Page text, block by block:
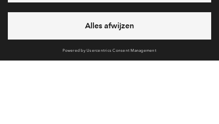
feestdagen)
vandaag van 09:00 - 18:00 uur